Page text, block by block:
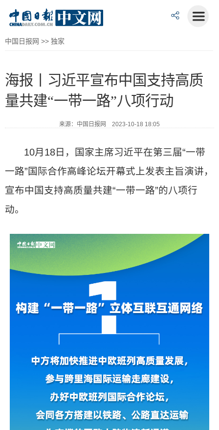
中国日报网 >> 独家
海报丨习近平宣布中国支持高质
量共建“一带一路”八项行动
来源：中国日报网 2023-10-18 18:05
10月18日，国家主席习近平在第三届“一带
一路”国际合作高峰论坛开幕式上发表主旨演讲，
宣布中国支持高质量共建“一带一路”的八项行
动。